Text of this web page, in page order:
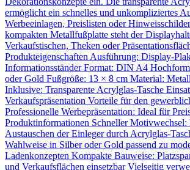
ermöglicht ein schnelles und unkompliziertes
Werbeeinlagen, Preislisten oder
kompakten Metallfußplatte steht der
Verkaufstischen, Theken oder
Produkteigenschaften Ausführung: Display-
Informationsständer Format: DIN A4
oder Gold Fußgröße: 13 × 8 cm Material:
Inklusive: Transparente Acrylglas-Tasche
Verkaufspräsentation Vorteile für den
Professionelle Werbepräsentation: Ideal für
Produktinformationen Schneller Motivwechsel:
Austauschen der Einleger durch Acrylglas-
Wahlweise in Silber oder Gold passend zu
Ladenkonzepten Kompakte Bauweise:
und Verkaufsflächen einsetzbar Vielseitig